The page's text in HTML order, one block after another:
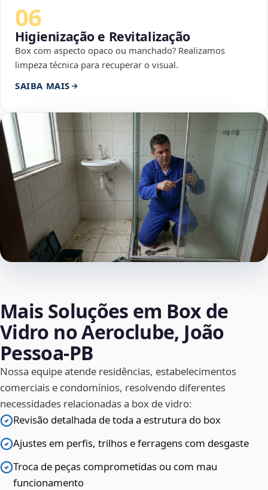
06
Higienização e Revitalização
Box com aspecto opaco ou manchado? Realizamos
limpeza técnica para recuperar o visual.
SAIBA MAIS
Mais Soluções em Box de
Vidro no Aeroclube, João
Pessoa‑PB
Nossa equipe atende residências, estabelecimentos
comerciais e condomínios, resolvendo diferentes
necessidades relacionadas a box de vidro:
Revisão detalhada de toda a estrutura do box
Ajustes em perfis, trilhos e ferragens com desgaste
Troca de peças comprometidas ou com mau
funcionamento